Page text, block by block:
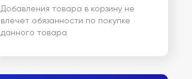
Добавления товара в корзину не
влечет обязанности по покупке
данного товара